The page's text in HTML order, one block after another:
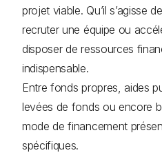
projet viable. Qu’il s’agisse
recruter une équipe ou
disposer de ressources
indispensable.
Entre fonds propres, aides
levées de fonds ou encore
mode de financement
spécifiques.